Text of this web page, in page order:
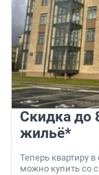
Скидка до
жильё*
Теперь квартиру
можно купить со